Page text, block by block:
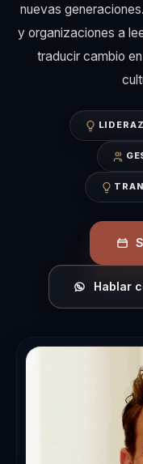
nuevas
y organizaciones a
traducir cambio
Hablar